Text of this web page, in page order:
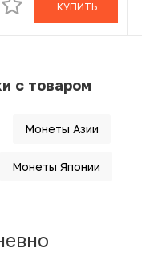
КУПИТЬ
с товаром
Монеты Азии
Монеты Японии